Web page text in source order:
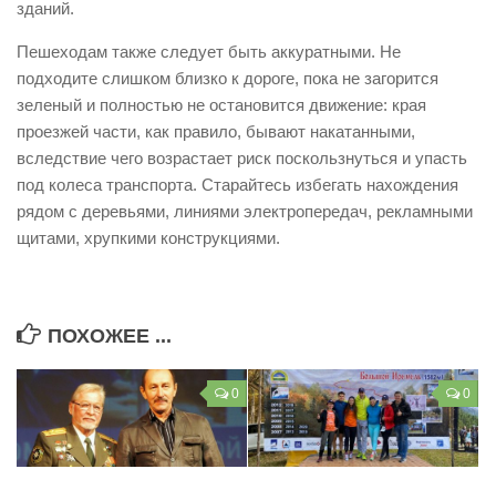
зданий.
Пешеходам также следует быть аккуратными. Не
подходите слишком близко к дороге, пока не загорится
зеленый и полностью не остановится движение: края
проезжей части, как правило, бывают накатанными,
вследствие чего возрастает риск поскользнуться и упасть
под колеса транспорта. Старайтесь избегать нахождения
рядом с деревьями, линиями электропередач, рекламными
щитами, хрупкими конструкциями.
ПОХОЖЕЕ ...
0 0